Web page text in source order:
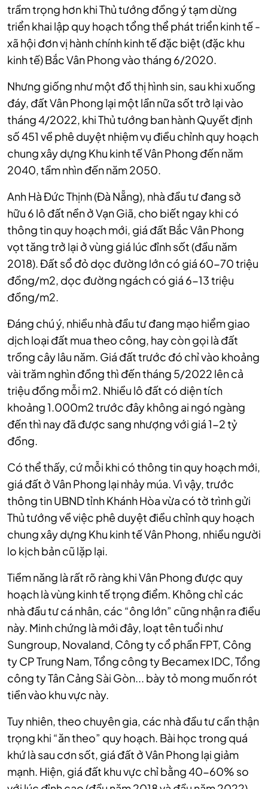
trầm trọng hơn khi Thủ tướng đồng ý tạm dừng
triển khai lập quy hoạch tổng thể phát triển kinh tế -
xã hội đơn vị hành chính kinh tế đặc biệt (đặc khu
kinh tế) Bắc Vân Phong vào tháng 6/2020.
Nhưng giống như một đồ thị hình sin, sau khi xuống
đáy, đất Vân Phong lại một lần nữa sốt trở lại vào
tháng 4/2022, khi Thủ tướng ban hành Quyết định
số 451 về phê duyệt nhiệm vụ điều chỉnh quy hoạch
chung xây dựng Khu kinh tế Vân Phong đến năm
2040, tầm nhìn đến năm 2050.
Anh Hà Đức Thịnh (Đà Nẵng), nhà đầu tư đang sở
hữu 6 lô đất nền ở Vạn Giã, cho biết ngay khi có
thông tin quy hoạch mới, giá đất Bắc Vân Phong
vọt tăng trở lại ở vùng giá lúc đỉnh sốt (đầu năm
2018). Đất sổ đỏ dọc đường lớn có giá 60-70 triệu
đồng/m2, dọc đường ngách có giá 6-13 triệu
đồng/m2.
Đáng chú ý, nhiều nhà đầu tư đang mạo hiểm giao
dịch loại đất mua theo công, hay còn gọi là đất
trồng cây lâu năm. Giá đất trước đó chỉ vào khoảng
vài trăm nghìn đồng thì đến tháng 5/2022 lên cả
triệu đồng mỗi m2. Nhiều lô đất có diện tích
khoảng 1.000m2 trước đây không ai ngó ngàng
đến thì nay đã được sang nhượng với giá 1-2 tỷ
đồng.
Có thể thấy, cứ mỗi khi có thông tin quy hoạch mới,
giá đất ở Vân Phong lại nhảy múa. Vì vậy, trước
thông tin UBND tỉnh Khánh Hòa vừa có tờ trình gửi
Thủ tướng về việc phê duyệt điều chỉnh quy hoạch
chung xây dựng Khu kinh tế Vân Phong, nhiều người
lo kịch bản cũ lặp lại.
Tiềm năng là rất rõ ràng khi Vân Phong được quy
hoạch là vùng kinh tế trọng điểm. Không chỉ các
nhà đầu tư cá nhân, các “ông lớn” cũng nhận ra điều
này. Minh chứng là mới đây, loạt tên tuổi như
Sungroup, Novaland, Công ty cổ phần FPT, Công
ty CP Trung Nam, Tổng công ty Becamex IDC, Tổng
công ty Tân Cảng Sài Gòn... bày tỏ mong muốn rót
tiền vào khu vực này.
Tuy nhiên, theo chuyên gia, các nhà đầu tư cần thận
trọng khi “ăn theo” quy hoạch. Bài học trong quá
khứ là sau cơn sốt, giá đất ở Vân Phong lại giảm
mạnh. Hiện, giá đất khu vực chỉ bằng 40-60% so